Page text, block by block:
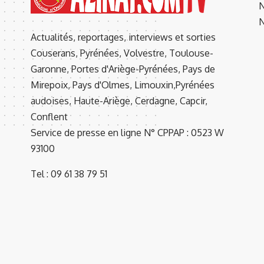
Actualités, reportages, interviews et sorties
Couserans, Pyrénées, Volvestre, Toulouse-
Garonne, Portes d'Ariège-Pyrénées, Pays de
Mirepoix, Pays d'Olmes, Limouxin,Pyrénées
audoises, Haute-Ariège, Cerdagne, Capcir,
Conflent
Service de presse en ligne N° CPPAP : 0523 W
93100
Tel : 09 61 38 79 51